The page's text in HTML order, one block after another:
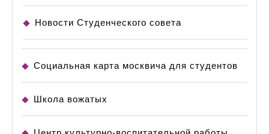
Новости Студенческого совета
Социальная карта москвича для студентов
Школа вожатых